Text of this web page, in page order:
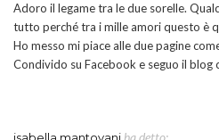
Adoro il legame tra le due sorelle.
tutto perché tra i mille amori questo è
Ho messo mi piace alle due pagine
Condivido su Facebook e seguo il blog